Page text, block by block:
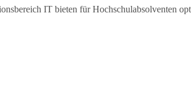
IT bieten für Hochschulabsolventen